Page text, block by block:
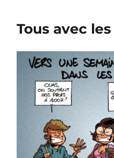
Tous avec